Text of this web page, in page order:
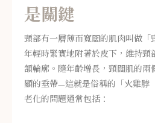
是關鍵
頸部有一層薄而寬闊的肌肉叫做「
年輕時緊實地附著於皮下，維持頸
頷輪廓。隨年齡增長，頸闊肌的兩
顯的垂帶—這就是俗稱的「火雞脖
老化的問題通常包括：